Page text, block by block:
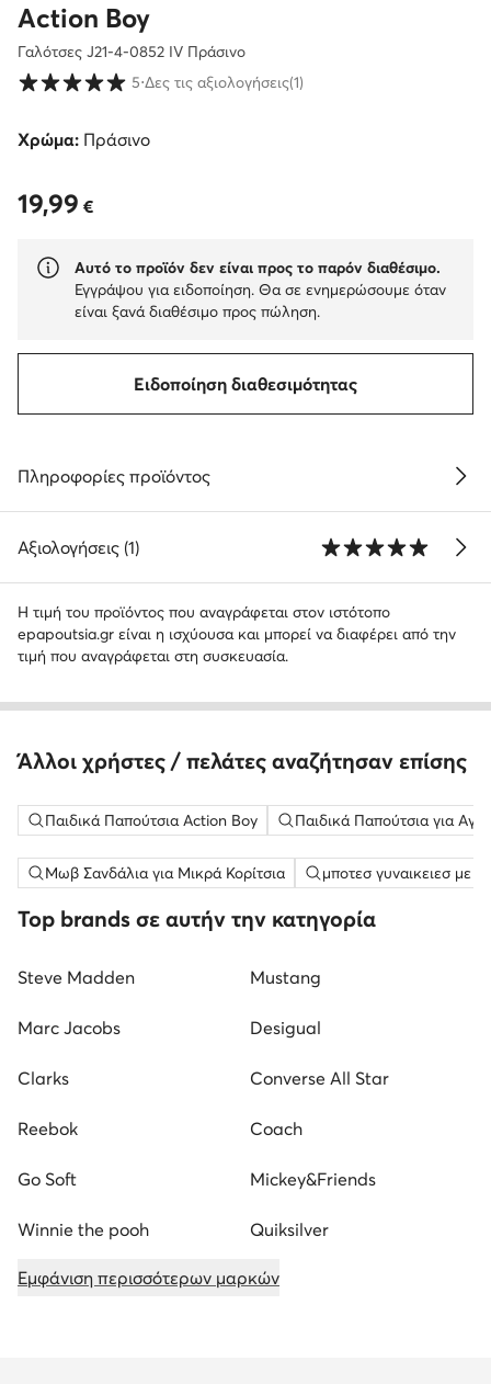
Action Boy
Γαλότσες J21-4-0852 IV Πράσινο
Βαθμολογία πελατών σε κλίμακα 1 έως 5
5⋅Δες τις αξιολογήσεις(1)
Χρώμα: Πράσινο
19,99 €
19,99 €
Αυτό το προϊόν δεν είναι προς το παρόν διαθέσιμο.
Εγγράψου για ειδοποίηση. Θα σε ενημερώσουμε όταν
είναι ξανά διαθέσιμο προς πώληση.
Ειδοποίηση διαθεσιμότητας
Πληροφορίες προϊόντος
Αξιολογήσεις (1)
Η τιμή του προϊόντος που αναγράφεται στον ιστότοπο
epapoutsia.gr είναι η ισχύουσα και μπορεί να διαφέρει από την
τιμή που αναγράφεται στη συσκευασία.
Άλλοι χρήστες / πελάτες αναζήτησαν επίσης
Παιδικά Παπούτσια Action Boy Παιδικά Παπούτσια για
Μωβ Σανδάλια για Μικρά Κορίτσια μποτεσ γυναικειεσ με
Top brands σε αυτήν την κατηγορία
Steve Madden Mustang
Marc Jacobs Desigual
Clarks Converse All Star
Reebok Coach
Go Soft Mickey&Friends
Winnie the pooh Quiksilver
Εμφάνιση περισσότερων μαρκών